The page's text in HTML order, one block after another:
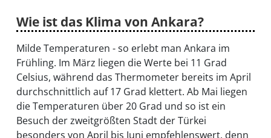
Klimatabellen
Beste
Reisezeit
Wie ist das Klima von Ankara?
Milde Temperaturen - so erlebt man Ankara im
Frühling. Im März liegen die Werte bei 11 Grad
Celsius, während das Thermometer bereits im April
durchschnittlich auf 17 Grad klettert. Ab Mai liegen
die Temperaturen über 20 Grad und so ist ein
Besuch der zweitgrößten Stadt der Türkei
besonders von April bis Juni empfehlenswert, denn